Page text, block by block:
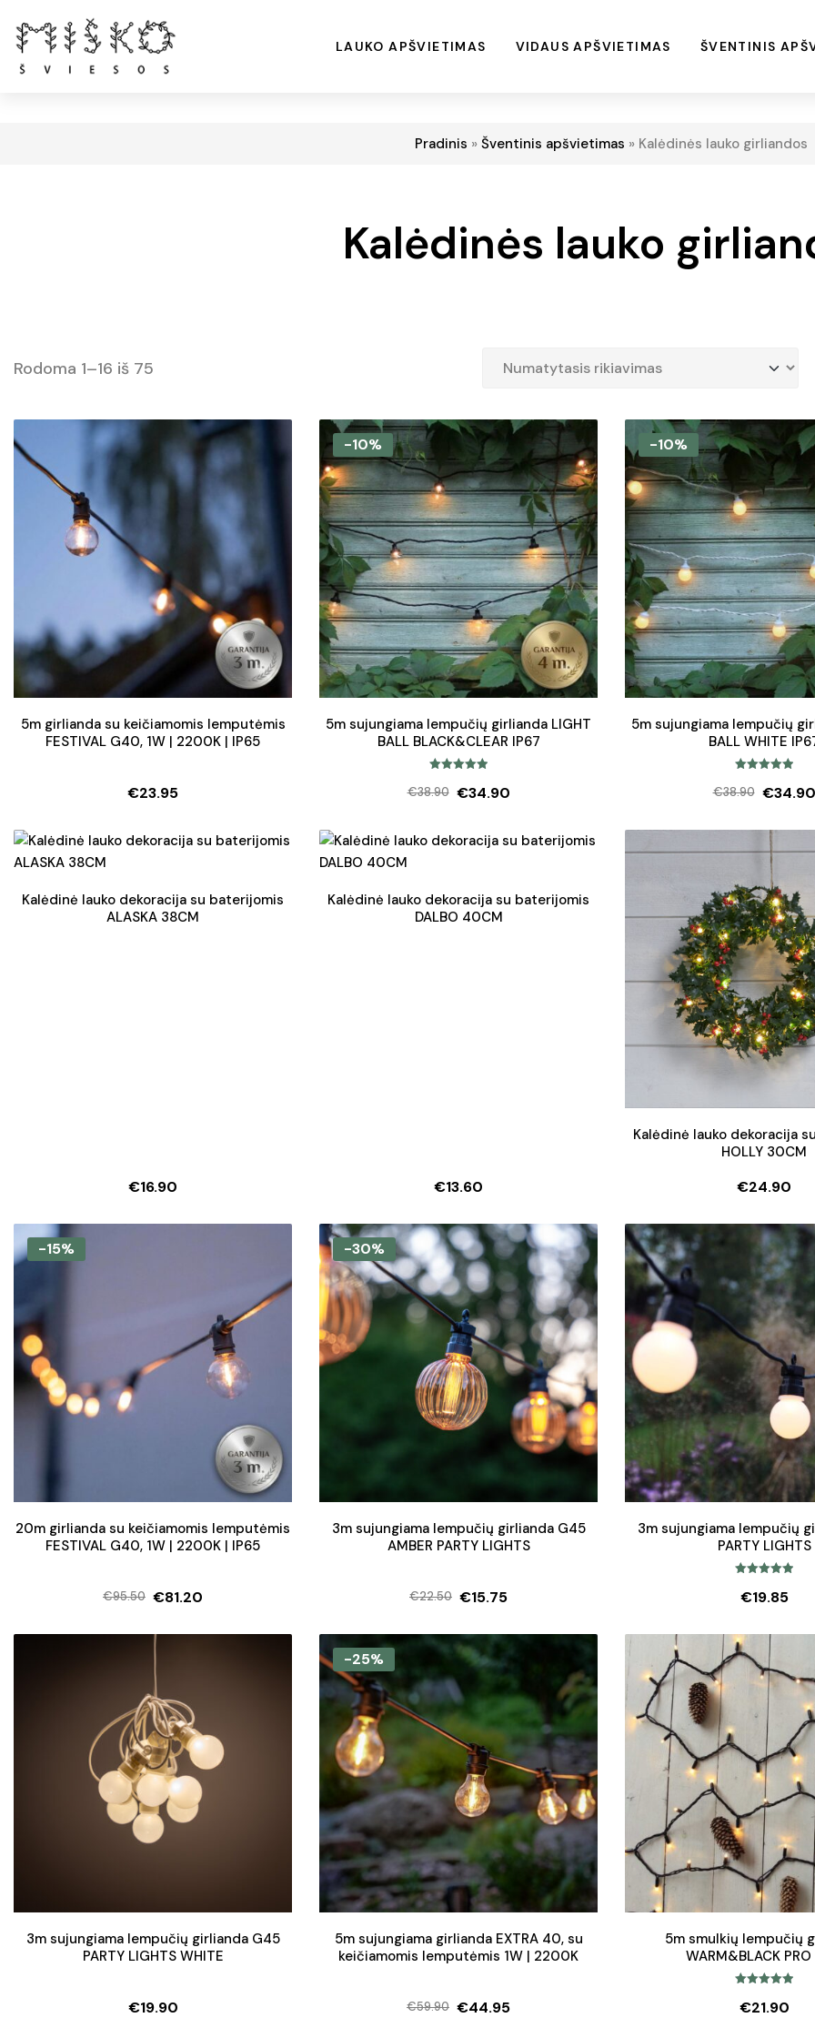
LAUKO APŠVIETIMAS VIDAUS APŠVIETIMAS ŠVENTINIS
Pradinis » Šventinis apšvietimas » Kalėdinės lauko girliandos
Kalėdinės lauko
Rodoma 1–16 iš 75
5m girlianda su keičiamomis lemputėmis
FESTIVAL G40, 1W | 2200K | IP65
€23.95
-10%
5m sujungiama lempučių girlianda LIGHT
BALL BLACK&CLEAR IP67
5.00 iš 5
€38.90
Original
was:
€34.90
Current
is:
-10%
5m sujungiama lempučių
BALL WHITE
5.00 iš 5
€38.90
Original
price
was:
€38.90.
€34.90
Current
price
is:
€34.90.
Kalėdinė lauko dekoracija su baterijomis
ALASKA 38CM
€16.90
Kalėdinė lauko dekoracija su baterijomis
DALBO 40CM
€13.60
Kalėdinė lauko dekoracija
HOLLY 30CM
€24.90
-15%
20m girlianda su keičiamomis lemputėmis
FESTIVAL G40, 1W | 2200K | IP65
€95.50
Original
price
was:
€95.50.
€81.20
Current
price
is:
€81.20.
-30%
3m sujungiama lempučių girlianda G45
AMBER PARTY LIGHTS
€22.50
Original
price
was:
€22.50.
€15.75
Current
price
is:
€15.75.
3m sujungiama lempučių
PARTY LIGHTS
5.00iš 5
€19.85
3m sujungiama lempučių girlianda G45
PARTY LIGHTS WHITE
€19.90
-25%
5m sujungiama girlianda EXTRA 40, su
keičiamomis lemputėmis 1W | 2200K
€59.90
Original
€44.95
Current
5m smulkių lempučių
WARM&BLACK
5.00iš 5
€21.90